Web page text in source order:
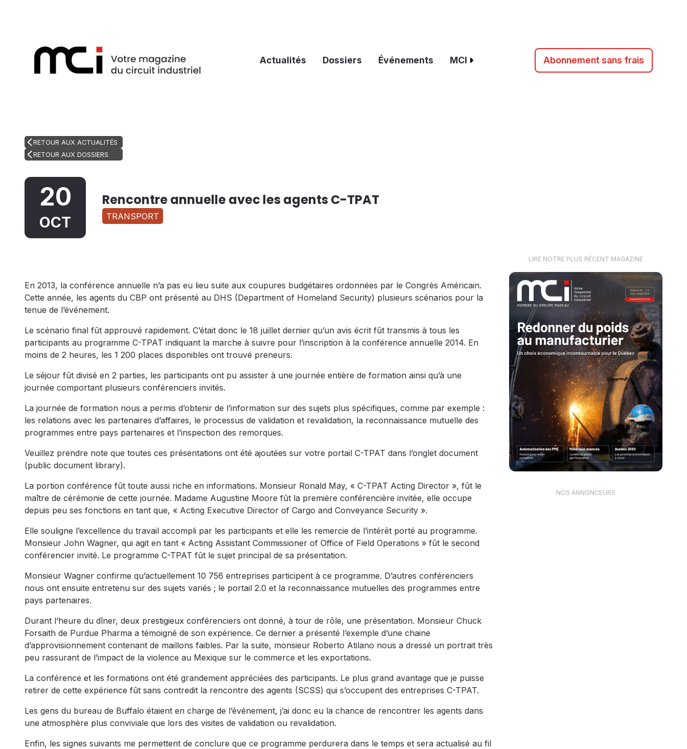
Actualités Dossiers Événements MCI Abonnement sans frais
RETOUR AUX ACTUALITÉS
RETOUR AUX DOSSIERS
20
OCT
Rencontre annuelle avec les agents C-TPAT
TRANSPORT
En 2013, la conférence annuelle n’a pas eu lieu suite aux coupures budgétaires ordonnées par le Congrès Américain.
Cette année, les agents du CBP ont présenté au DHS (Department of Homeland Security) plusieurs scénarios pour la
tenue de l’événement.
Le scénario final fût approuvé rapidement. C’était donc le 18 juillet dernier qu’un avis écrit fût transmis à tous les
participants au programme C-TPAT indiquant la marche à suivre pour l’inscription à la conférence annuelle 2014. En
moins de 2 heures, les 1 200 places disponibles ont trouvé preneurs.
Le séjour fût divisé en 2 parties, les participants ont pu assister à une journée entière de formation ainsi qu’à une
journée comportant plusieurs conférenciers invités.
La journée de formation nous a permis d’obtenir de l’information sur des sujets plus spécifiques, comme par exemple :
les relations avec les partenaires d’affaires, le processus de validation et revalidation, la reconnaissance mutuelle des
programmes entre pays partenaires et l’inspection des remorques.
Veuillez prendre note que toutes ces présentations ont été ajoutées sur votre portail C-TPAT dans l’onglet document
(public document library).
La portion conférence fût toute aussi riche en informations. Monsieur Ronald May, « C-TPAT Acting Director », fût le
maître de cérémonie de cette journée. Madame Augustine Moore fût la première conférencière invitée, elle occupe
depuis peu ses fonctions en tant que, « Acting Executive Director of Cargo and Conveyance Security ».
Elle souligne l’excellence du travail accompli par les participants et elle les remercie de l’intérêt porté au programme.
Monsieur John Wagner, qui agit en tant « Acting Assistant Commissioner of Office of Field Operations » fût le second
conférencier invité. Le programme C-TPAT fût le sujet principal de sa présentation.
Monsieur Wagner confirme qu’actuellement 10 756 entreprises participent à ce programme. D’autres conférenciers
nous ont ensuite entretenu sur des sujets variés ; le portail 2.0 et la reconnaissance mutuelles des programmes entre
pays partenaires.
Durant l’heure du dîner, deux prestigieux conférenciers ont donné, à tour de rôle, une présentation. Monsieur Chuck
Forsaith de Purdue Pharma a témoigné de son expérience. Ce dernier a présenté l’exemple d’une chaine
d’approvisionnement contenant de maillons faibles. Par la suite, monsieur Roberto Atilano nous a dressé un portrait très
peu rassurant de l’impact de la violence au Mexique sur le commerce et les exportations.
La conférence et les formations ont été grandement appréciées des participants. Le plus grand avantage que je puisse
retirer de cette expérience fût sans contredit la rencontre des agents (SCSS) qui s’occupent des entreprises C-TPAT.
Les gens du bureau de Buffalo étaient en charge de l’événement, j’ai donc eu la chance de rencontrer les agents dans
une atmosphère plus conviviale que lors des visites de validation ou revalidation.
Enfin, les signes suivants me permettent de conclure que ce programme perdurera dans le temps et sera actualisé au fil
LIRE NOTRE PLUS RÉCENT MAGAZINE
NOS ANNONCEURS